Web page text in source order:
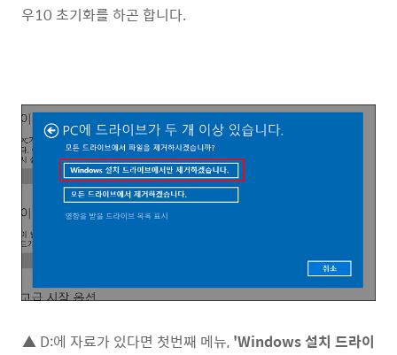
우10 초기화를 하곤 합니다.
▲ D:에 자료가 있다면 첫번째 메뉴, 'Windows 설치 드라이